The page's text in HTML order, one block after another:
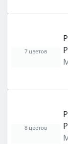
7 цветов
8 цветов